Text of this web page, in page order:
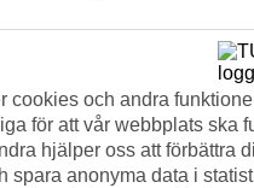
cookies och andra
för att vår webbplats ska
hjälper oss att förbättra
spara anonyma data i